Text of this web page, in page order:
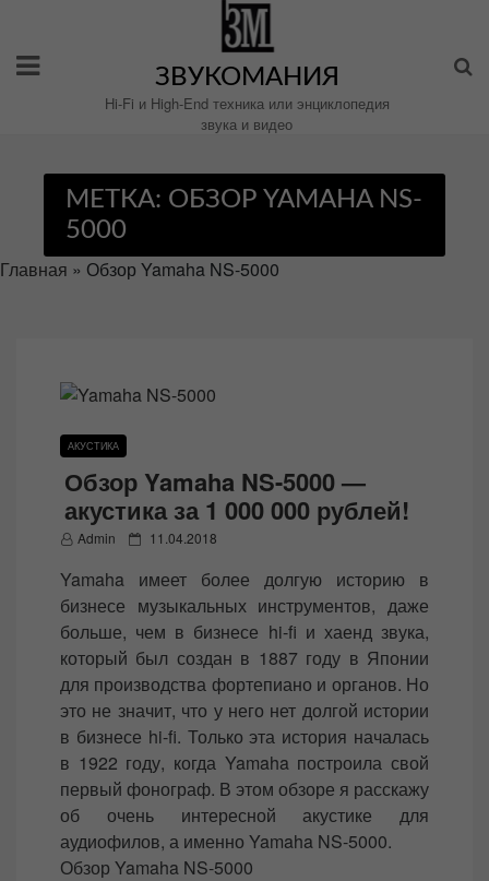
содержимому
ЗВУКОМАНИЯ
Hi-Fi и High-End техника или энциклопедия
звука и видео
МЕТКА: ОБЗОР YAMAHA NS-
5000
Главная » Обзор Yamaha NS-5000
АКУСТИКА
Обзор Yamaha NS-5000 —
акустика за 1 000 000 рублей!
Admin
P
s
t
e
d
o
n
11.04.2018
Yamaha имеет более долгую историю в
бизнесе музыкальных инструментов, даже
больше, чем в бизнесе hi-fi и хаенд звука,
который был создан в 1887 году в Японии
для производства фортепиано и органов. Но
это не значит, что у него нет долгой истории
в бизнесе hi-fi. Только эта история началась
в 1922 году, когда Yamaha построила свой
первый фонограф. В этом обзоре я расскажу
об очень интересной акустике для
аудиофилов, а именно Yamaha NS-5000.
Обзор Yamaha NS-5000